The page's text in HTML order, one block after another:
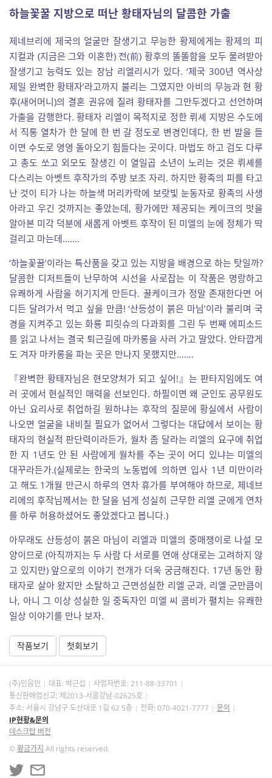
하늘꽃꿀 지방으로 떠난 황태자님의 달콤한 가출
제네브리에 제국의 얼굴만 잘생기고 무능한 황제에게는 황제의 피
지컬과 (지금은 그와 이혼한) 전(前) 황후의 똘똘함을 모두 물려받아
잘생기고 능력도 있는 장남 리엘리시가 있다. ‘제국 300년 역사상
제일 완벽한 황태자’라고까지 불리는 그였지만 아비의 무능과 현 황
후(새어머니)의 결혼 권유에 질려 황태자를 그만두겠다고 선언하며
가출을 감행한다. 황태자 리엘이 목적지로 정한 뤼셰 지방은 수도에
서 직통 열차가 한 달에 한 번 갈 정도로 변경인데다, 한 번 발을 들
이면 수도로 영영 돌아오기 힘들다는 곳이다. 마법도 하고 검도 다루
고 총도 쏘고 외모도 잘생긴 이 열일곱 소년이 노리는 것은 뤼셰를
다스리는 아벳트 후작가의 주방 보조 자리. 하지만 황족의 피를 타고
난 것이 티가 나는 하늘색 머리카락에 보랏빛 눈동자로 황족의 사생
아라고 우긴 것까지는 좋았는데, 황가에만 제공되는 케이크의 맛을
알아본 미각 덕분에 새롭게 아벳트 후작이 된 미엘의 눈에 정체가 딱
걸리고 마는데…….
‘하늘꽃꿀’이라는 특산품을 갖고 있는 지방을 배경으로 하는 탓일까?
달콤한 디저트들이 난무하여 시선을 사로잡는 이 작품은 명랑하고
유쾌하게 사람을 허기지게 만든다. 꿀케이크가 정말 존재한다면 어
디든 달려가서 먹고 싶을 만큼! ‘산등성이 붉은 마님’이라 불리며 국
경을 지켜주고 있는 화룡 피릿슈의 다과회를 그린 두 번째 에피소드
를 읽고 나서는 결국 퇴근길에 마카롱을 사러 가고 말았다. 안타깝게
도 겨자 마카롱을 파는 곳은 만나지 못했지만…….
『완벽한 황태자님은 현모양처가 되고 싶어!』는 판타지임에도 여
러 곳에서 현실적인 매력을 선보인다. 하필이면 왜 군인도 공무원도
아닌 요리사로 취업하길 원하냐는 후작의 질문에 황실에서 사람이
나오면 얼굴을 내비칠 필요가 없어서 그렇다는 대답에서 보이는 황
태자의 현실적 판단력이라든가, 월차 좀 달라는 리엘의 요구에 취업
한 지 1년도 안 된 사람에게 월차를 주는 곳이 어디 있냐는 미엘의
대꾸라든가.(실제로는 한국의 노동법에 의하면 입사 1년 미만이라
고 해도 1개월 만근시 하루의 연차 휴가를 부여해야 하므로, 제네브
리에의 후작님께서는 한 달을 넘게 성실히 근무한 리엘 군에게 연차
를 하루 허용하셨어도 좋았겠다고 봅니다.)
아무래도 산등성이 붉은 마님이 리엘과 미엘의 중매쟁이로 나설 모
양이므로 (아직까지는 두 사람 다 서로를 연애 상대로는 고려하지 않
고 있지만) 앞으로의 이야기 전개가 더욱 궁금해진다. 17년 동안 황
태자로 살아 왔지만 소탈하고 근면성실한 리엘 군과, 리엘 군만큼이
나, 아니 그 이상 성실한 일 중독자인 미엘 씨 콤비가 펼치는 유쾌한
일상 이야기를 만나 보자.
작품보기 첫회보기
(주)민음인 대표: 박근섭 사업자번호: 211-88-33701
통신판매업신고: 제2013-서울강남-02625호
주소: 서울시 강남구 도산대로 1길 62 5층
전화: 070-4021-7777
문의
IP현황&문의
데스크탑 버전
©황금가지 All rights reserved.